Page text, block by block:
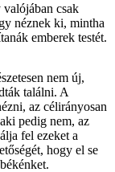
csak
néznek ki, mintha
emberek testét.
nem új,
találni. A
az célirányosan
pedig nem, az
fel ezeket a
hogy el se